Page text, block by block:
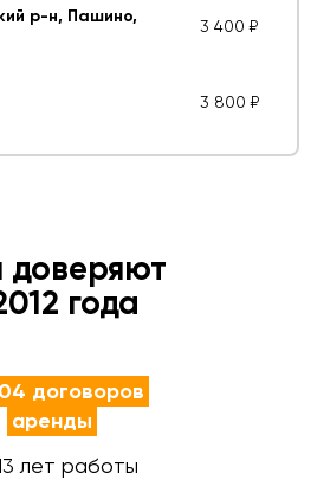
р-н, Пашино,
3 400 ₽
3 800 ₽
доверяют
года
договоров
аренды
лет работы